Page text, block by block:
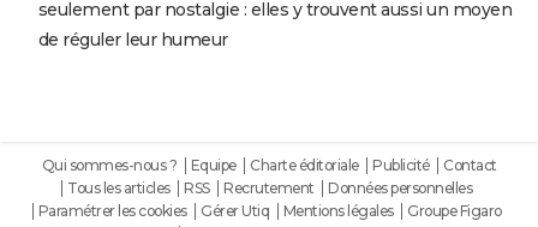
seulement par nostalgie : elles y trouvent aussi un moyen
de réguler leur humeur
Qui sommes-nous ? Equipe Charte éditoriale Publicité
Contact
Tous les articles
RSS Recrutement
Données personnelles
Paramétrer les cookies
Gérer Utiq Mentions légales
Groupe Figaro